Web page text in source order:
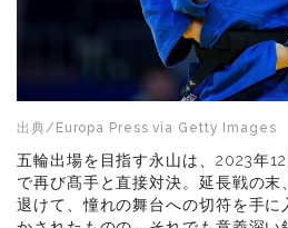
出典/Europa Press via Getty Images
五輪出場を目指す永山は、2023年
で再び髙手と直接対決。延長戦の
退けて、憧れの舞台への切符を手に